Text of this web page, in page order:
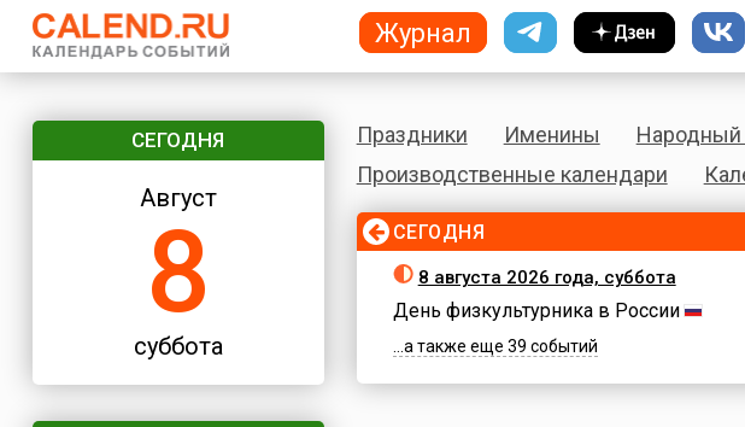
СЕГОДНЯ
Август
8
суббота
Праздники Именины Народный
Производственные календари
СЕГОДНЯ
8 августа 2026 года, суббота
День физкультурника в России
...а также еще 39 событий
Журнал